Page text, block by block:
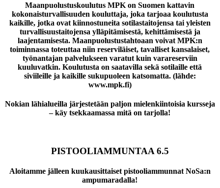
Maanpuolustuskoulutus MPK on Suomen kattavin
kokonaisturvallisuuden kouluttaja, joka tarjoaa koulutusta
kaikille, jotka ovat kiinnostuneita sotilastaitojensa tai yleisten
turvallisuustaitojensa ylläpitämisestä, kehittämisestä ja
laajentamisesta. Maanpuolustustahtoaan voivat MPK:n
toiminnassa toteuttaa niin reserviläiset, tavalliset kansalaiset,
työnantajan palvelukseen varatut kuin varareserviin
kuuluvatkin. Koulutusta on saatavilla sekä sotilaille että
siviileille ja kaikille sukupuoleen katsomatta. (lähde:
www.mpk.fi)
Nokian lähialueilla järjestetään paljon mielenkiintoisia kursseja
– käy tsekkaamassa mitä on tarjolla!
PISTOOLIAMMUNTAA 6.5
Aloitamme jälleen kuukausittaiset pistooliammunnat NoSa:n
ampumaradalla!